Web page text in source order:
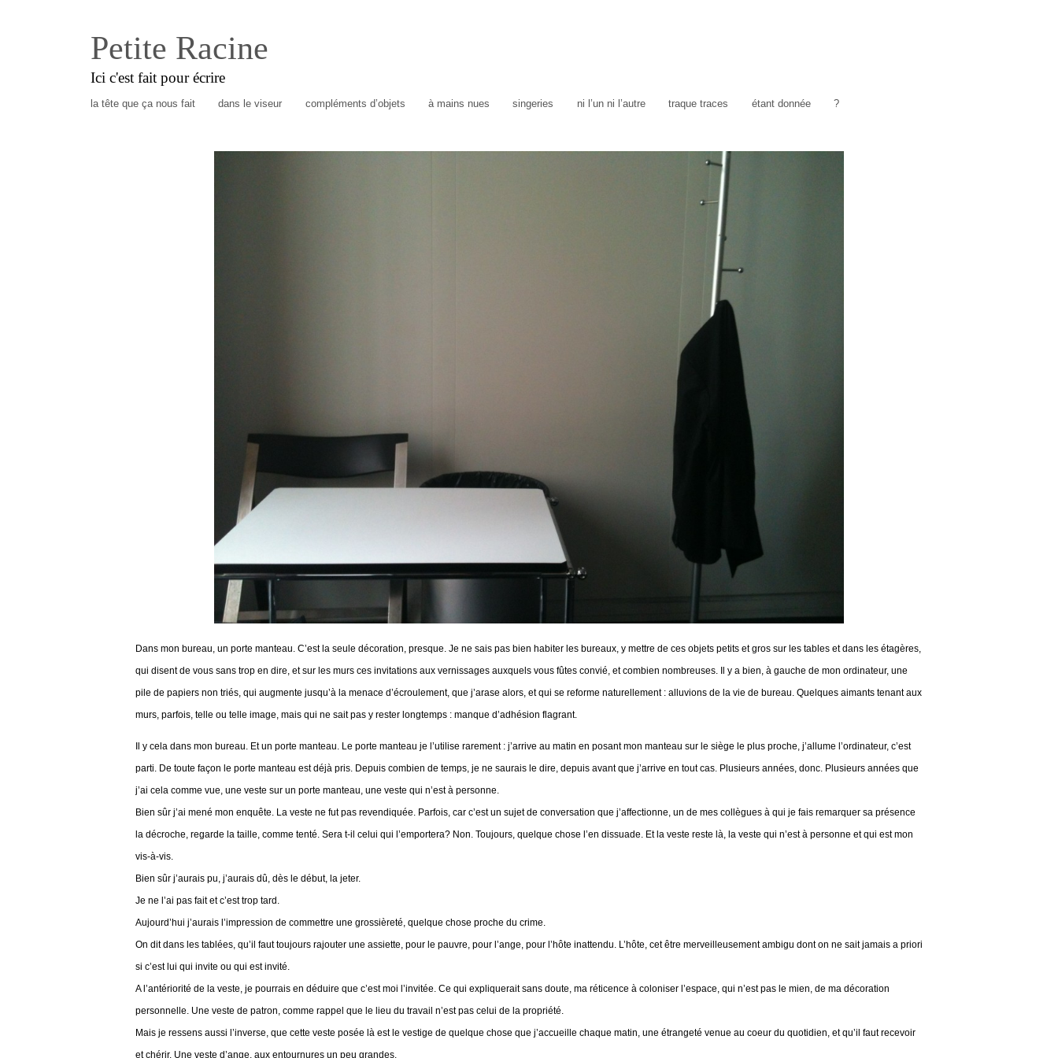
Petite Racine
Ici c'est fait pour écrire
la tête que ça nous fait dans le viseur compléments d’objets à mains nues singeries ni l’un ni l’autre traque traces étant donnée ?
Dans mon bureau, un porte manteau. C’est la seule décoration, presque. Je ne sais pas bien habiter les bureaux, y mettre de ces objets petits et gros sur les tables et dans les étagères,
qui disent de vous sans trop en dire, et sur les murs ces invitations aux vernissages auxquels vous fûtes convié, et combien nombreuses. Il y a bien, à gauche de mon ordinateur, une
pile de papiers non triés, qui augmente jusqu’à la menace d’écroulement, que j’arase alors, et qui se reforme naturellement : alluvions de la vie de bureau. Quelques aimants tenant aux
murs, parfois, telle ou telle image, mais qui ne sait pas y rester longtemps : manque d’adhésion flagrant.
Il y cela dans mon bureau. Et un porte manteau. Le porte manteau je l’utilise rarement : j’arrive au matin en posant mon manteau sur le siège le plus proche, j’allume l’ordinateur, c’est
parti. De toute façon le porte manteau est déjà pris. Depuis combien de temps, je ne saurais le dire, depuis avant que j’arrive en tout cas. Plusieurs années, donc. Plusieurs années que
j’ai cela comme vue, une veste sur un porte manteau, une veste qui n’est à personne.
Bien sûr j’ai mené mon enquête. La veste ne fut pas revendiquée. Parfois, car c’est un sujet de conversation que j’affectionne, un de mes collègues à qui je fais remarquer sa présence
la décroche, regarde la taille, comme tenté. Sera t-il celui qui l’emportera? Non. Toujours, quelque chose l’en dissuade. Et la veste reste là, la veste qui n’est à personne et qui est mon
vis-à-vis.
Bien sûr j’aurais pu, j’aurais dû, dès le début, la jeter.
Je ne l’ai pas fait et c’est trop tard.
Aujourd’hui j’aurais l’impression de commettre une grossièreté, quelque chose proche du crime.
On dit dans les tablées, qu’il faut toujours rajouter une assiette, pour le pauvre, pour l’ange, pour l’hôte inattendu. L’hôte, cet être merveilleusement ambigu dont on ne sait jamais a priori
si c’est lui qui invite ou qui est invité.
A l’antériorité de la veste, je pourrais en déduire que c’est moi l’invitée. Ce qui expliquerait sans doute, ma réticence à coloniser l’espace, qui n’est pas le mien, de ma décoration
personnelle. Une veste de patron, comme rappel que le lieu du travail n’est pas celui de la propriété.
Mais je ressens aussi l’inverse, que cette veste posée là est le vestige de quelque chose que j’accueille chaque matin, une étrangeté venue au coeur du quotidien, et qu’il faut recevoir
et chérir. Une veste d’ange, aux entournures un peu grandes.